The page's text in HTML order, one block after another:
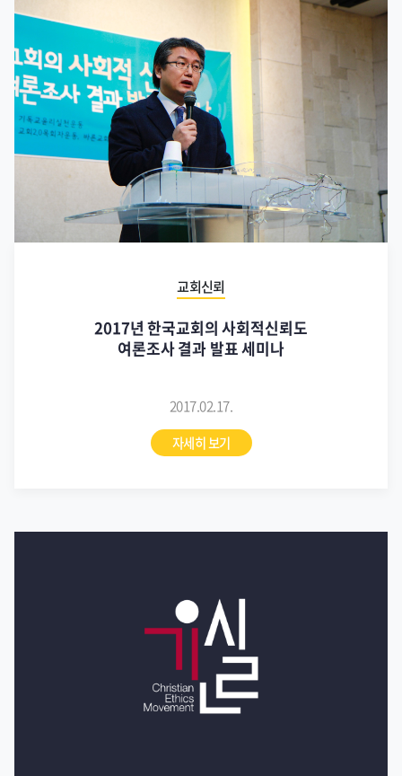
교회신뢰
2017년 한국교회의 사회적신뢰도
여론조사 결과 발표 세미나
2017.02.17.
자세히 보기